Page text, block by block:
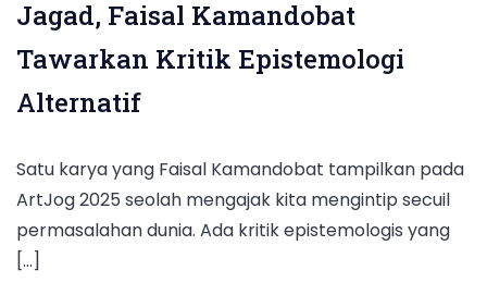
Jagad, Faisal Kamandobat
Tawarkan Kritik Epistemologi
Alternatif
Satu karya yang Faisal Kamandobat tampilkan pada
ArtJog 2025 seolah mengajak kita mengintip secuil
permasalahan dunia. Ada kritik epistemologis yang
[…]